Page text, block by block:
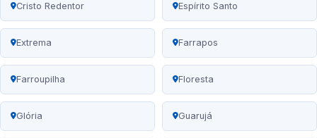
Cristo Redentor Espírito Santo
Extrema Farrapos
Farroupilha Floresta
Glória Guarujá